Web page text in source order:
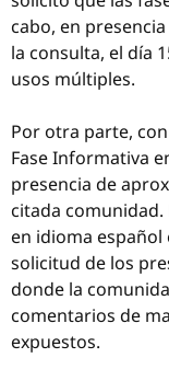
cabo, en
la consulta, el día
usos múltiples.
Por otra parte,
Fase Informativa
presencia de
citada
en idioma español
solicitud de los
donde la
comentarios de
expuestos.